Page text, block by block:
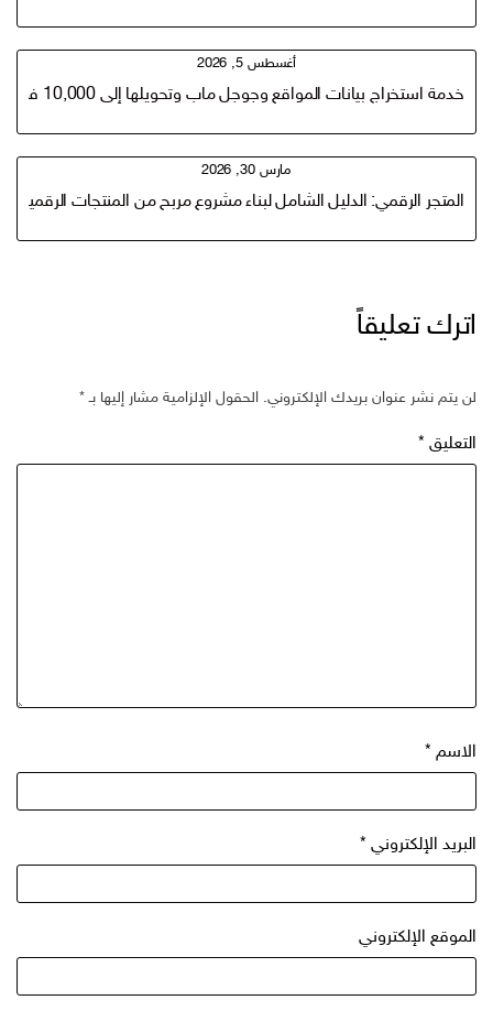
أغسطس 5, 2026
خدمة استخراج بيانات المواقع وجوجل ماب وتحويلها إلى 10,000 فرصة داخل ملف واحد
مارس 30, 2026
المتجر الرقمي: الدليل الشامل لبناء مشروع مربح من المنتجات الرقمية من المنزل في 2026 (من
اترك تعليقاً
لن يتم نشر عنوان بريدك الإلكتروني. الحقول الإلزامية مشار إليها بـ*
التعليق *
الاسم *
البريد الإلكتروني *
الموقع الإلكتروني